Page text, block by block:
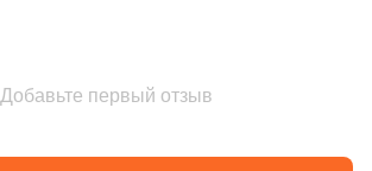
Добавьте первый отзыв